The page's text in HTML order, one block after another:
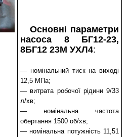
Основні параметри
насоса 8 БГ12-23,
8БГ12 23М УХЛ4:
— номінальний тиск на виході
12,5 МПа;
— витрата робочої рідини 9/33
л/хв;
— номінальна частота
обертання 1500 об/хв;
— номінальна потужність 11,51